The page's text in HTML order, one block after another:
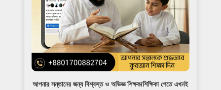
আপনার সন্তানের জন্য বিশ্বস্ত ও অভিজ্ঞ শিক্ষক/শিক্ষিকা পেতে এখনই